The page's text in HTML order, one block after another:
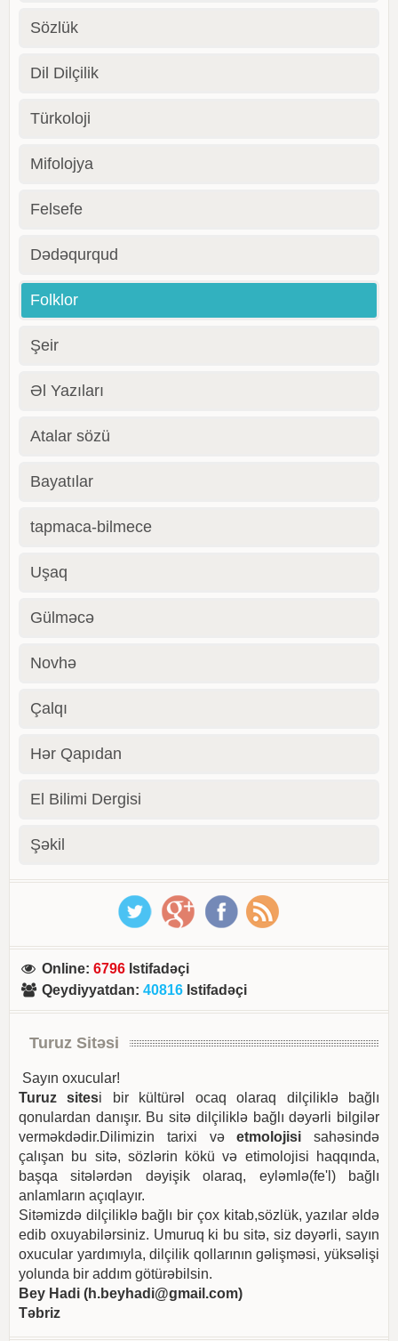
Sözlük
Dil Dilçilik
Türkoloji
Mifolojya
Felsefe
Dədəqurqud
Folklor
Şeir
Əl Yazıları
Atalar sözü
Bayatılar
tapmaca-bilmece
Uşaq
Gülməcə
Novhə
Çalqı
Hər Qapıdan
El Bilimi Dergisi
Şəkil
Online:6796 Istifadəçi
Qeydiyyatdan:40816 Istifadəçi
Turuz Sitəsi
Sayın oxucular!
Turuz sitesi bir kültürəl ocaq olaraq dilçiliklə bağlı
qonulardan danışır. Bu sitə dilçiliklə bağlı dəyərli bilgilər
verməkdədir.Dilimizin tarixi vəetmolojisi sahəsində
çalışan bu sitə, sözlərin kökü və etimolojisi haqqında,
başqa sitələrdən dəyişik olaraq, eyləmlə(fe'l) bağlı
anlamların açıqlayır.
Sitəmizdə dilçiliklə bağlı bir çox kitab,sözlük, yazılar əldə
edib oxuyabilərsiniz. Umuruq ki bu sitə, siz dəyərli, sayın
oxucular yardımıyla, dilçilik qollarının gəlişməsi, yüksəlişi
yolunda bir addım götürəbilsin.
Bey Hadi (h.beyhadi@gmail.com)
Təbriz